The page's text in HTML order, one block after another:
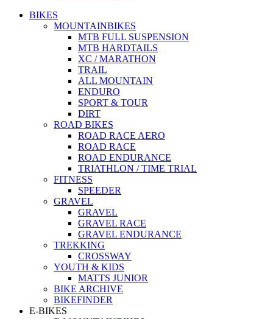
BIKES
MOUNTAINBIKES
MTB FULL SUSPENSION
MTB HARDTAILS
XC / MARATHON
TRAIL
ALL MOUNTAIN
ENDURO
SPORT & TOUR
DIRT
ROAD BIKES
ROAD RACE AERO
ROAD RACE
ROAD ENDURANCE
TRIATHLON / TIME TRIAL
FITNESS
SPEEDER
GRAVEL
GRAVEL
GRAVEL RACE
GRAVEL ENDURANCE
TREKKING
CROSSWAY
YOUTH & KIDS
MATTS JUNIOR
BIKE ARCHIVE
BIKEFINDER
E-BIKES